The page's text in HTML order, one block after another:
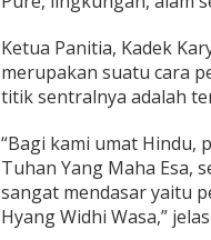
r
U
p
a
k
s
i
K
Ketua Panitia, Kadek
merupakan suatu cara
titik sentralnya adalah
“Bagi kami umat Hindu,
Tuhan Yang Maha Esa,
sangat mendasar yaitu
Hyang Widhi Wasa,”